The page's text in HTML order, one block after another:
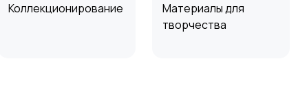
Коллекционирование
Материалы для
творчества